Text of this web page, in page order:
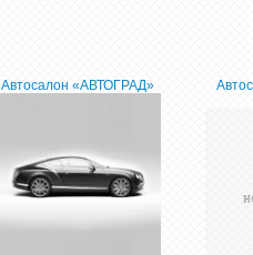
Автосалон «АВТОГРАД»